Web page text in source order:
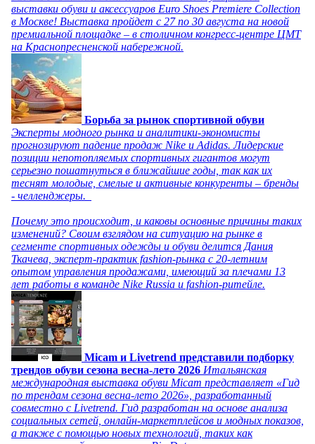
выставки обуви и аксессуаров Euro Shoes Premiere Collection
в Москве! Выставка пройдет с 27 по 30 августа на новой
премиальной площадке – в столичном конгресс-центре ЦМТ
на Краснопресненской набережной.
Борьба за рынок спортивной обуви
Эксперты модного рынка и аналитики-экономисты
прогнозируют падение продаж Nike и Adidas. Лидерские
позиции непотопляемых спортивных гигантов могут
серьезно пошатнуться в ближайшие годы, так как их
теснят молодые, смелые и активные конкуренты – бренды
- челленджеры.
Почему это происходит, и каковы основные причины таких
изменений? Своим взглядом на ситуацию на рынке в
сегменте спортивных одежды и обуви делится Дания
Ткачева, эксперт-практик fashion-рынка с 20-летним
опытом управления продажами, имеющий за плечами 13
лет работы в команде Nike Russia и fashion-ритейле.
Micam и Livetrend представили подборку
трендов обуви сезона весна-лето 2026 Итальянская
международная выставка обуви Micam представляет «Гид
по трендам сезона весна-лето 2026», разработанный
совместно с Livetrend. Гид разработан на основе анализа
социальных сетей, онлайн-маркетплейсов и модных показов,
а также с помощью новых технологий, таких как